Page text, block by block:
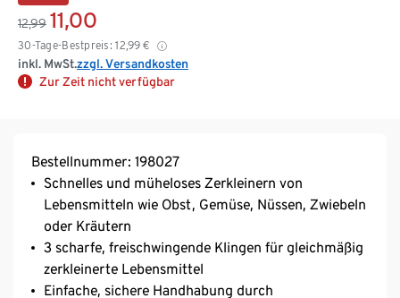
12,99 11,00
30-Tage-Bestpreis: 12,99 €
inkl. MwSt.zzgl. Versandkosten
Zur Zeit nicht verfügbar
Bestellnummer: 198027
Schnelles und müheloses Zerkleinern von
Lebensmitteln wie Obst, Gemüse, Nüssen, Zwiebeln
oder Kräutern
3 scharfe, freischwingende Klingen für gleichmäßig
zerkleinerte Lebensmittel
Einfache, sichere Handhabung durch